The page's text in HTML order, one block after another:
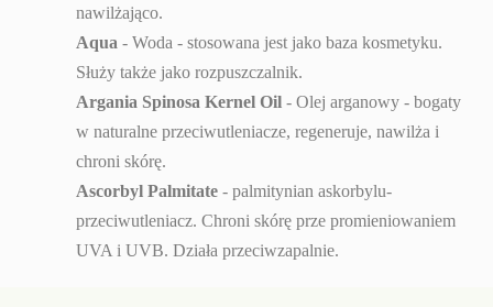
nawilżająco.
Aqua - Woda - stosowana jest jako baza kosmetyku.
Służy także jako rozpuszczalnik.
Argania Spinosa Kernel Oil - Olej arganowy - bogaty
w naturalne przeciwutleniacze, regeneruje, nawilża i
chroni skórę.
Ascorbyl Palmitate - palmitynian askorbylu-
przeciwutleniacz. Chroni skórę prze promieniowaniem
UVA i UVB. Działa przeciwzapalnie.